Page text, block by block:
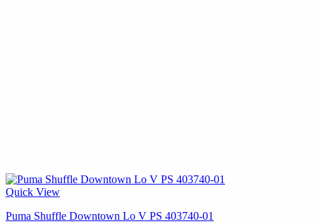
Quick View
Puma Shuffle Downtown Lo V PS 403740-01